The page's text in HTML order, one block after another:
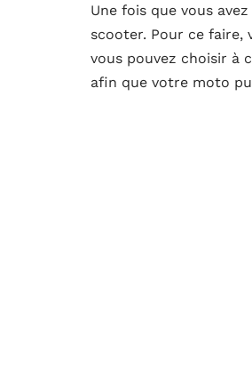
Une fois que vous
scooter. Pour ce faire,
vous pouvez choisir à
afin que votre moto